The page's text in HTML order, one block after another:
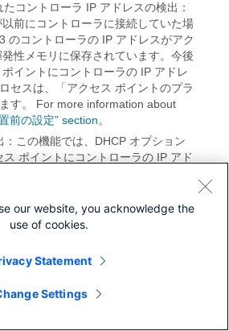
コントローラ IP アドレスの検出：
前にコントローラに接続していた場
のコントローラの IP アドレスがアク
性メモリに保存されています。今後
イントにコントローラの IP アドレ
セスは、「 アクセス ポイントのプラ
す。
For more information about
前の設定” section。
この機能では、 DHCP オプション
ポイントにコントローラの IP アド
ン 43 の詳細については、“DHCP オ
sectionを参照してください。
てコントローラを検出できます。ア
への応答としてコントローラ
our website, you acknowledge the
use of cookies.
Statement
Settings